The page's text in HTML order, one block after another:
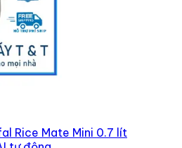
Rice Mate Mini 0.7 lít